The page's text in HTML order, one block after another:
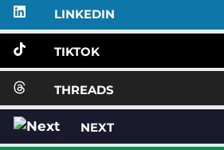
LINKEDIN
TIKTOK
THREADS
NEXT